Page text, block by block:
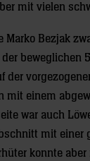
mit vielen
Marko Bezjak
beweglichen
der
mit einem
war auch
mit
konnte